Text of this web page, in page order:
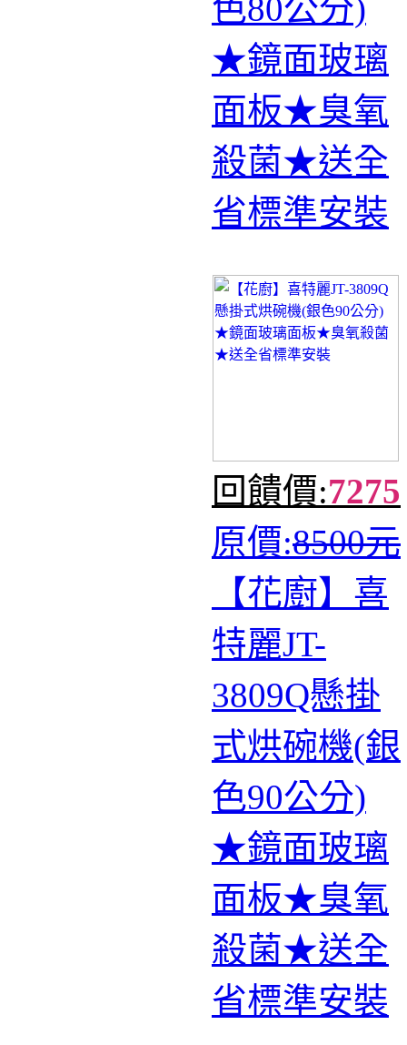
色80公分)
★鏡面玻璃
面板★臭氧
殺菌★送全
省標準安裝
回饋價:7275
原價:8500元
【花廚】喜
特麗JT-
3809Q懸掛
式烘碗機(銀
色90公分)
★鏡面玻璃
面板★臭氧
殺菌★送全
省標準安裝